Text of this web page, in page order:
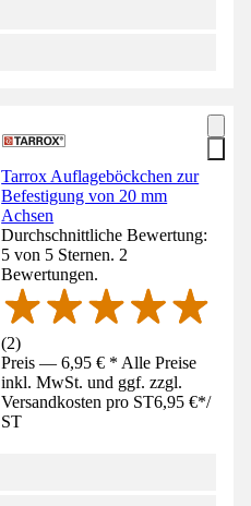
Tarrox Auflageböckchen zur
Befestigung von 20 mm
Achsen
Durchschnittliche Bewertung:
5 von 5 Sternen. 2
Bewertungen.
(2)
Preis — 6,95 € * Alle Preise
inkl. MwSt. und ggf. zzgl.
Versandkosten pro ST6,95 €*/
ST